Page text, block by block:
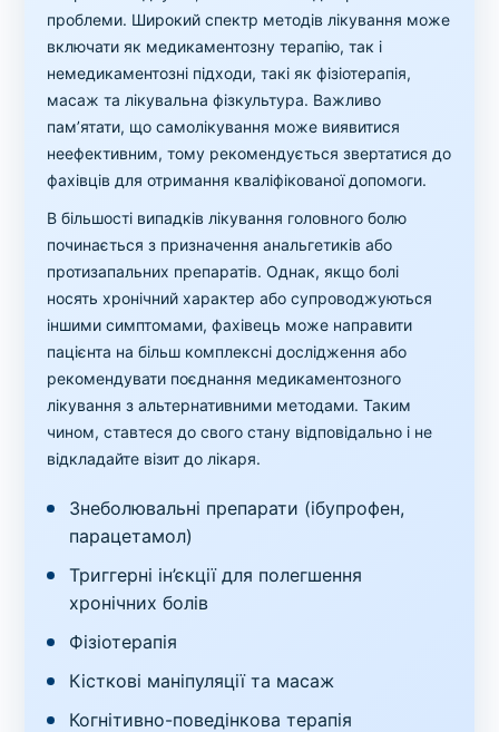
проблеми. Широкий спектр методів лікування може
включати як медикаментозну терапію, так і
немедикаментозні підходи, такі як фізіотерапія,
масаж та лікувальна фізкультура. Важливо
пам’ятати, що самолікування може виявитися
неефективним, тому рекомендується звертатися до
фахівців для отримання кваліфікованої допомоги.
В більшості випадків лікування головного болю
починається з призначення анальгетиків або
протизапальних препаратів. Однак, якщо болі
носять хронічний характер або супроводжуються
іншими симптомами, фахівець може направити
пацієнта на більш комплексні дослідження або
рекомендувати поєднання медикаментозного
лікування з альтернативними методами. Таким
чином, ставтеся до свого стану відповідально і не
відкладайте візит до лікаря.
Знеболювальні препарати (ібупрофен,
парацетамол)
Триггерні ін’єкції для полегшення
хронічних болів
Фізіотерапія
Кісткові маніпуляції та масаж
Когнітивно-поведінкова терапія